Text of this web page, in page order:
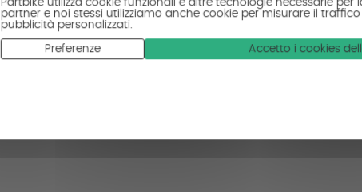
partner e noi stessi utilizziamo anche cookie per misurare il
pubblicità personalizzati.
Preferenze Accetto i cookies